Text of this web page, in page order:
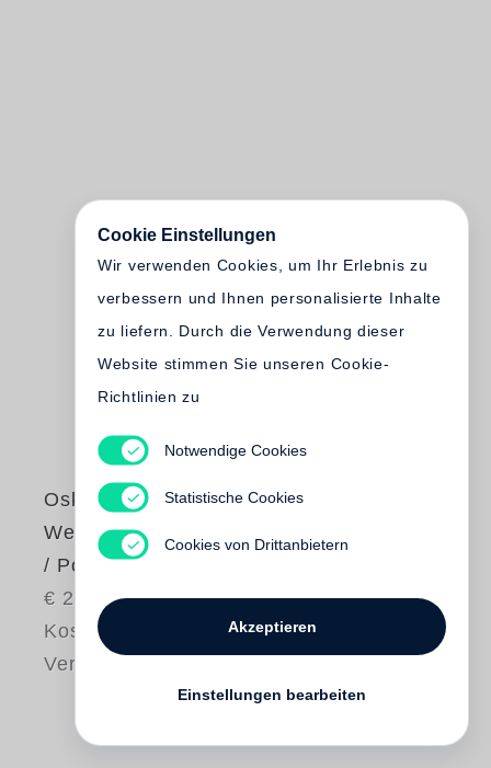
Oskar Negt
Werkausgabe Bd. 3
/ Politik als Protest
€ 23.80
Kostenloser
Versand
Cookie Einstellungen
Wir verwenden Cookies, um Ihr Erlebnis zu
verbessern und Ihnen personalisierte Inhalte
zu liefern. Durch die Verwendung dieser
Website stimmen Sie unseren Cookie-
Richtlinien zu
Notwendige Cookies
Statistische Cookies
Cookies von Drittanbietern
Akzeptieren
Einstellungen bearbeiten